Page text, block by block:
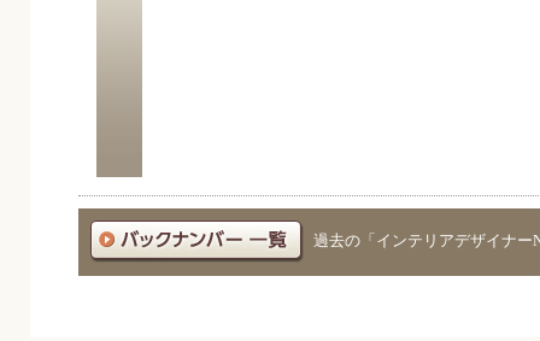
過去の「インテリアデザイナー